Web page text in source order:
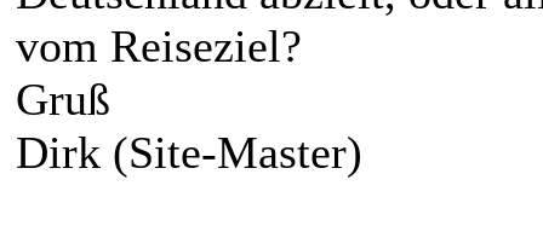
vom Reiseziel?
Gruß
Dirk (Site-Master)